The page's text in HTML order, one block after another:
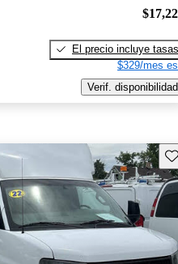
El precio incluye tasas
$329/mes
Verif. disponibilidad